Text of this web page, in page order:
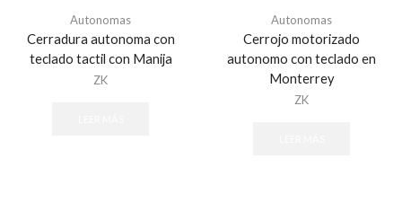
Autonomas
Cerradura autonoma con
teclado tactil con Manija
ZK
Autonomas
Cerrojo motorizado
autonomo con teclado en
Monterrey
ZK